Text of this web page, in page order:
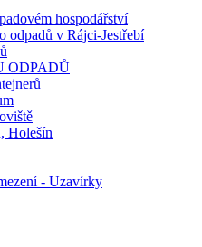
hospodářství
odpadů v Rájci-Jestřebí
ODPADŮ
Holešín
- Uzavírky